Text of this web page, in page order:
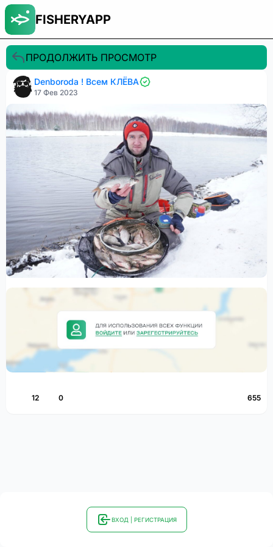
FISHERYAPP
ПРОДОЛЖИТЬ ПРОСМОТР
Denboroda ! Всем КЛЁВА
17 Фев 2023
12 0 655
ВХОД | РЕГИСТРАЦИЯ